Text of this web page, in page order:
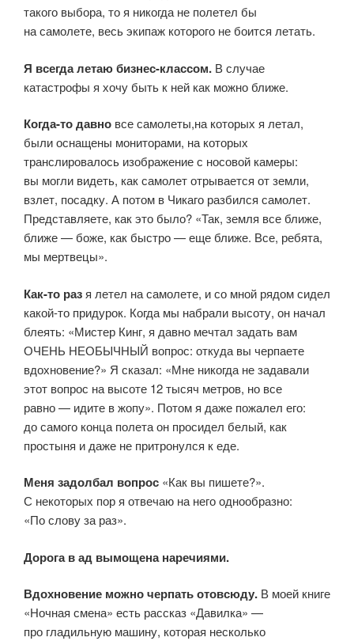
такого выбора, то я никогда не полетел бы
на самолете, весь экипаж которого не боится летать.
Я всегдалетаю бизнес-классом. В случае
катастрофы я хочу быть к ней как можно ближе.
Когда-то давно все самолеты,на которых я летал,
были оснащены мониторами, на которых
транслировалось изображение с носовой камеры:
вы могли видеть, как самолет отрывается от земли,
взлет, посадку. А потом в Чикаго разбился самолет.
Представляете, как это было? «Так, земля все ближе,
ближе — боже, как быстро — еще ближе. Все, ребята,
мы мертвецы».
Как-то разя летел на самолете, и со мной рядом сидел
какой-то придурок. Когда мы набрали высоту, он начал
блеять: «Мистер Кинг, я давно мечтал задать вам
ОЧЕНЬ НЕОБЫЧНЫЙ вопрос: откуда вы черпаете
вдохновение?» Я сказал: «Мне никогда не задавали
этот вопрос на высоте 12 тысяч метров, но все
равно — идите в жопу». Потом я даже пожалел его:
до самого конца полета он просидел белый, как
простыня и даже не притронулся к еде.
Меня задолбал вопрос «Как вы пишете?».
С некоторых пор я отвечаю на него однообразно:
«По слову за раз».
Дорога в ад вымощена наречиями.
Вдохновение можно черпать отовсюду. В моей книге
«Ночная смена» есть рассказ «Давилка» —
про гладильную машину, которая несколько